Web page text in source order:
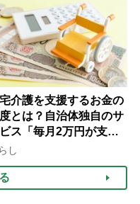
介護を支援するお金の
とは？自治体独自のサ
ス「毎月2万円が支給
る」ケースも【FP解
し